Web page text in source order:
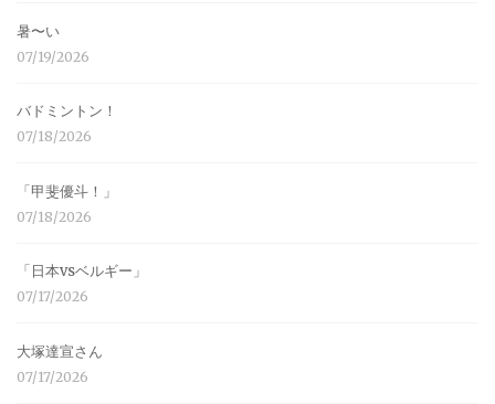
暑〜い
07/19/2026
バドミントン！
07/18/2026
「甲斐優斗！」
07/18/2026
「日本vsベルギー」
07/17/2026
大塚達宣さん
07/17/2026